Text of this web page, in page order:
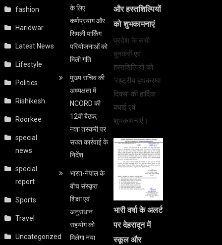
fashion
Haridwar
Latest News
Lifestyle
Politics
Rishikesh
Roorkee
special
news
special
report
Sports
Travel
Uncategorized
के लिए
कर्णप्रयाग और
सिमली पार्किंग
परियोजनाओं को
मिली गति
मुख्य सचिव की
अध्यक्षता में
NCORD की
12वीं बैठक,
नशा तस्करी पर
सख्त कार्रवाई के
निर्देश
भारत-नेपाल के
बीच संस्कृत
शिक्षा एवं
अनुसंधान
सहयोग को
मिलेगा नया
और हस्तशिल्पियों
को शुभकामनाएं
प्रदेश के सभी
बुनकरों एवं
हस्तशिल्पियों को
‘राष्ट्रीय हथकरघा
दिवस’ की हार्दिक
बधाई एवं
शुभकामनाएं।
भारी वर्षा के अलर्ट
पर देहरादून में
स्कूल और